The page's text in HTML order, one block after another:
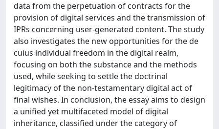
data from the perpetuation of contracts for the
provision of digital services and the transmission of
IPRs concerning user-generated content. The study
also investigates the new opportunities for the de
cuius individual freedom in the digital realm,
focusing on both the substance and the methods
used, while seeking to settle the doctrinal
legitimacy of the non-testamentary digital act of
final wishes. In conclusion, the essay aims to design
a unified yet multifaceted model of digital
inheritance, classified under the category of